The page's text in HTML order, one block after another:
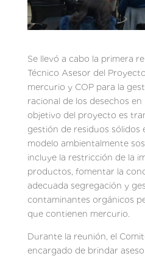
Se llevó a cabo la primera
Técnico Asesor del
mercurio y COP para la
racional de los desechos en
objetivo del proyecto es
gestión de residuos sólidos
modelo ambientalmente
incluye la restricción de la
productos, fomentar la
adecuada segregación y
contaminantes orgánicos
que contienen mercurio.
Durante la reunión, el
encargado de brindar